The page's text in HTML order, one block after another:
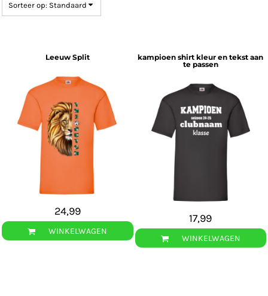
Sorteer op: Standaard
Leeuw Split
24,99
WINKELWAGEN
kampioen shirt kleur en tekst aan
te passen
17,99
WINKELWAGEN